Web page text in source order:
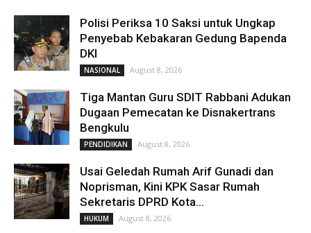
Polisi Periksa 10 Saksi untuk Ungkap
Penyebab Kebakaran Gedung Bapenda
DKI
NASIONAL August 8, 2026
Tiga Mantan Guru SDIT Rabbani Adukan
Dugaan Pemecatan ke Disnakertrans
Bengkulu
PENDIDIKAN August 8, 2026
Usai Geledah Rumah Arif Gunadi dan
Noprisman, Kini KPK Sasar Rumah
Sekretaris DPRD Kota...
HUKUM August 8, 2026